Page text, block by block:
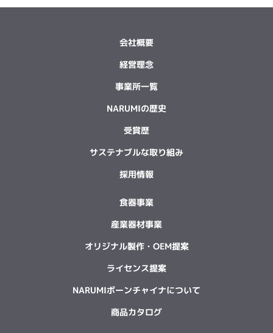
会社概要
経営理念
事業所一覧
NARUMIの歴史
受賞歴
サステナブルな取り組み
採用情報
食器事業
産業器材事業
オリジナル製作・OEM提案
ライセンス提案
NARUMIボーンチャイナについて
商品カタログ